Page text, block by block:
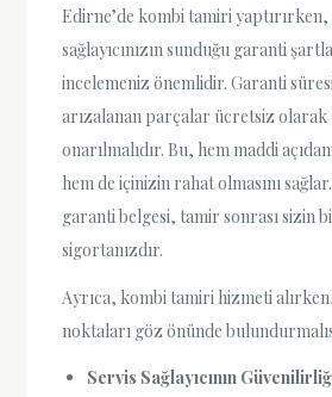
Edirne’de kombi tamiri yaptırırken,
sağlayıcınızın sunduğu garanti
incelemeniz önemlidir. Garanti
arızalanan parçalar ücretsiz olarak
onarılmalıdır. Bu, hem maddi
hem de içinizin rahat olmasını
garanti belgesi, tamir sonrası sizin
sigortanızdır.
Ayrıca, kombi tamiri hizmeti
noktaları göz önünde
Servis Sağlayıcının